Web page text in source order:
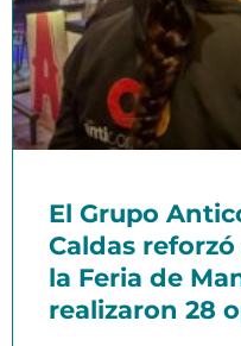
El Grupo
Caldas
la Feria de
realizaron 28